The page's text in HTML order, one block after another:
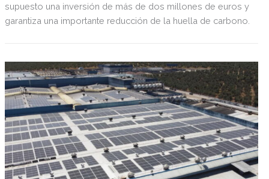
supuesto una inversión de más de dos millones de euros y
garantiza una importante reducción de la huella de carbono.